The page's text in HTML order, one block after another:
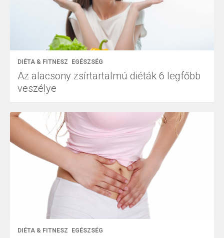
DIÉTA & FITNESZ EGÉSZSÉG
Az alacsony zsírtartalmú diéták 6 legfőbb
veszélye
DIÉTA & FITNESZ EGÉSZSÉG